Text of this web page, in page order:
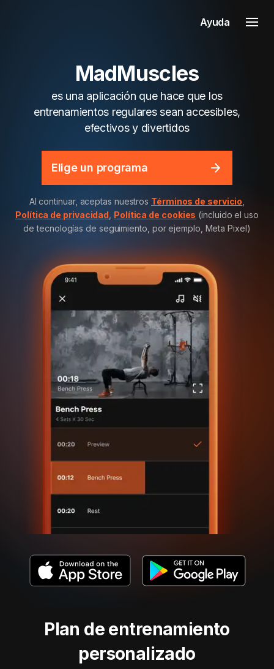
Ayuda
MadMuscles
es una aplicación que hace que los
entrenamientos regulares sean accesibles,
efectivos y divertidos
Elige un programa
Al continuar, aceptas nuestros Términos de servicio
Política de privacidad Política de cookies (incluido el uso
de tecnologías de seguimiento, por ejemplo, Meta Pixel)
Plan de entrenamiento
personalizado